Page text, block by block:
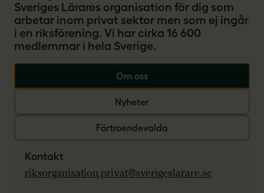
Sveriges Lärares organisation för dig som
arbetar inom privat sektor men som ej ingår
i en riksförening. Vi har cirka 16 600
medlemmar i hela Sverige.
Om oss
Nyheter
Förtroendevalda
Kontakt
riksorganisation.privat@sverigeslarare.se